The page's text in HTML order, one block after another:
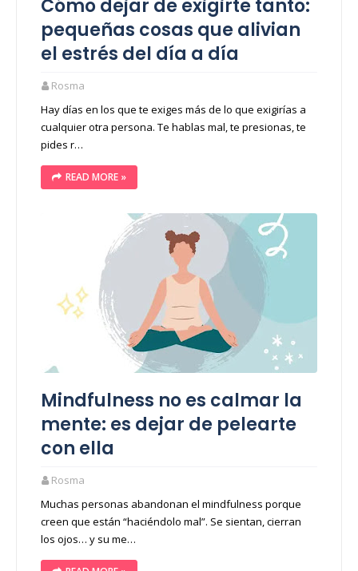
Cómo dejar de exigirte tanto:
pequeñas cosas que alivian
el estrés del día a día
Rosma
Hay días en los que te exiges más de lo que exigirías a
cualquier otra persona. Te hablas mal, te presionas, te
pides r…
READ MORE »
Mindfulness no es calmar la
mente: es dejar de pelearte
con ella
Rosma
Muchas personas abandonan el mindfulness porque
creen que están “haciéndolo mal”. Se sientan, cierran
los ojos… y su me…